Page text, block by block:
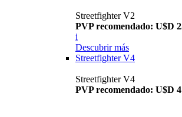
Streetfighter V2
PVP recomendado: U$D
i
Descubrir más
Streetfighter V4
Streetfighter V4
PVP recomendado: U$D